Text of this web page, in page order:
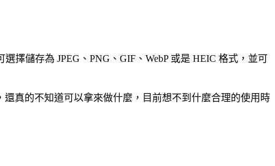
擇儲存為 JPEG、PNG、GIF、WebP 或是 HEIC 格式，並可
真的不知道可以拿來做什麼，目前想不到什麼合理的使用時